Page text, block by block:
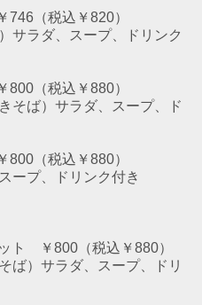
（税込￥820）
ラダ、スープ、ドリンク
￥800（税込￥880）
ば）サラダ、スープ、ド
￥800（税込￥880）
プ、ドリンク付き
ト ￥800（税込￥880）
ラダ、スープ、ドリ